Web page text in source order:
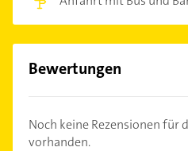
Bewertungen
Noch keine Rezensionen für
vorhanden.